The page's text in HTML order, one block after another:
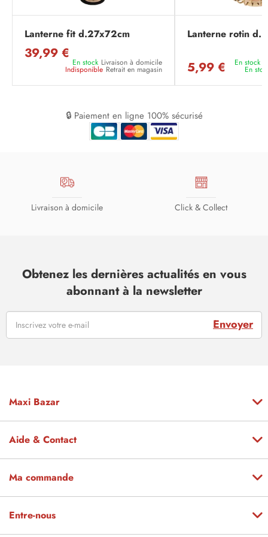
Lanterne fit d.27x72cm
39,99 €
En stock Livraison à domicile
Indisponible Retrait en magasin
Lanterne rotin
5,99 € En stock
En
🔒 Paiement en ligne 100% sécurisé
Livraison à domicile Click & Collect
Obtenez les dernières actualités en vous
abonnant à la newsletter
Envoyer
Maxi Bazar
Aide & Contact
Ma commande
Entre-nous